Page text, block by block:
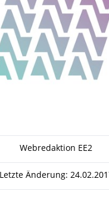
Webredaktion EE2
Letzte Änderung: